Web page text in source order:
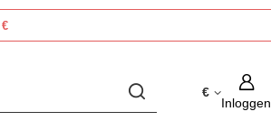
€
Inloggen